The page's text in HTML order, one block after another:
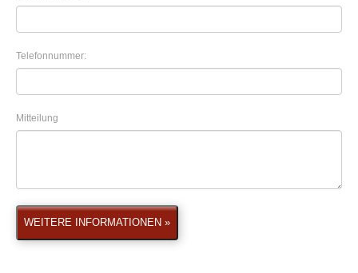
Telefonnummer:
Mitteilung
WEITERE INFORMATIONEN »